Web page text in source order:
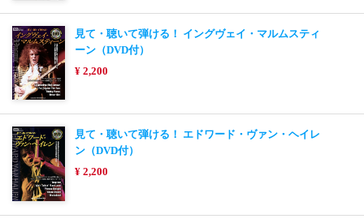
見て・聴いて弾ける！ イングヴェイ・マルムスティ
ーン（DVD付）
¥ 2,200
見て・聴いて弾ける！ エドワード・ヴァン・ヘイレ
ン（DVD付）
¥ 2,200